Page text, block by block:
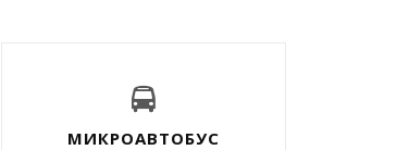
МИКРОАВТОБУС